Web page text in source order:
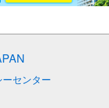
センター